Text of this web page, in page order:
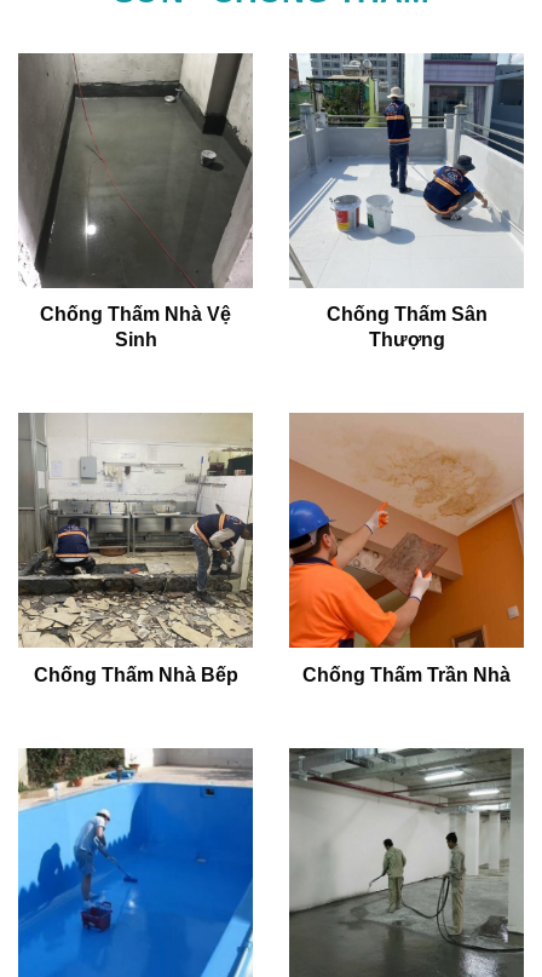
Chống Thấm Nhà Vệ
Sinh
Chống Thấm Sân
Thượng
Chống Thấm Nhà Bếp Chống Thấm Trần Nhà